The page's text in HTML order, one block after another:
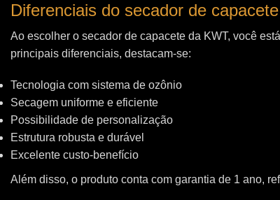
Diferenciais do secador de
Ao escolher o secador de capacete da KWT, você
principais diferenciais, destacam-se:
Tecnologia com sistema de ozônio
Secagem uniforme e eficiente
Possibilidade de personalização
Estrutura robusta e durável
Excelente custo-benefício
Além disso, o produto conta com garantia de 1 ano,